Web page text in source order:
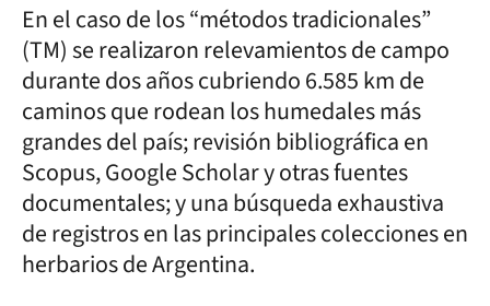
En el caso de los “métodos tradicionales”
(TM) se realizaron relevamientos de campo
durante dos años cubriendo 6.585 km de
caminos que rodean los humedales más
grandes del país; revisión bibliográfica en
Scopus, Google Scholar y otras fuentes
documentales; y una búsqueda exhaustiva
de registros en las principales colecciones en
herbarios de Argentina.